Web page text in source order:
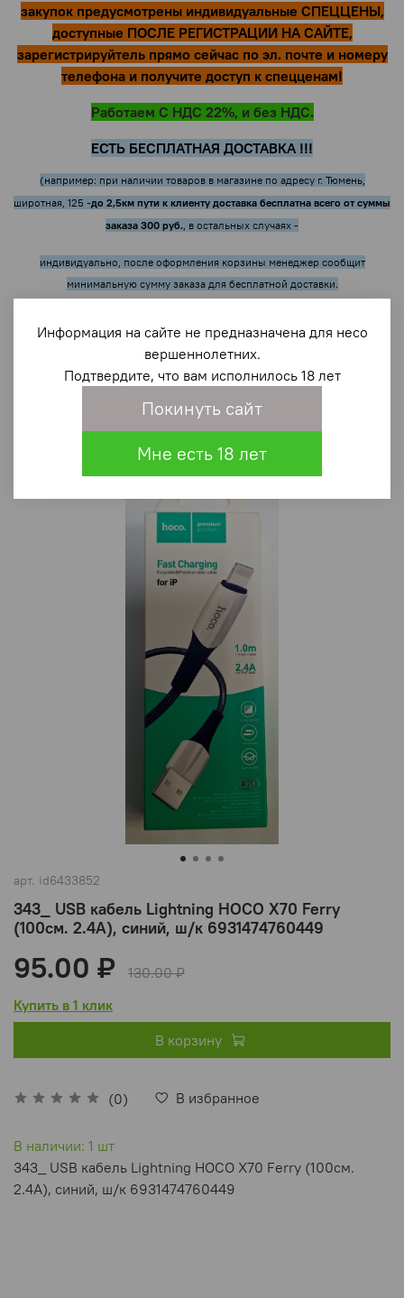
закупок предусмотрены индивидуальные СПЕЦЦЕНЫ,
доступные ПОСЛЕ РЕГИСТРАЦИИ НА САЙТЕ,
зарегистрируйтель прямо сейчас по эл. почте и номеру
телефона и получите доступ к спецценам!
Работаем С НДС 22%, и без НДС.
ЕСТЬ БЕСПЛАТНАЯ ДОСТАВКА !!!
(например: при наличии товаров в магазине по адресу г. Тюмень,
широтная, 125 -до 2,5км пути к клиенту доставка бесплатна всего от суммы
заказа 300 руб., в остальных случаях -
индивидуально, после оформления корзины менеджер сообщит
минимальную сумму заказа для бесплатной доставки.
НАИМЕНОВАНИЮ, ЗАВОДСКИМ АРТИКУЛУ И
ШТРИХКОДУ!
Весь каталог
...
Кабели для зарядки телефона
арт. id6433852
343_ USB кабель Lightning HOCO X70 Ferry
(100см. 2.4А), синий, ш/к 6931474760449
(0) В избранное
95.00 ₽
130.00 ₽
Купить в 1 клик
В корзину
В наличии: 1 шт
343_ USB кабель Lightning HOCO X70 Ferry (100см.
2.4А), синий, ш/к 6931474760449
Информация на сайте не предназначена для несо
вершеннолетних.
Подтвердите, что вам исполнилось 18 лет
Покинуть сайт
Мне есть 18 лет